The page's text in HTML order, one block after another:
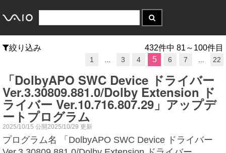
絞り込み 432件中 81～100件目
1 3 4 5 6 7 22
「DolbyAPO SWC Device ドライバー
Ver.3.30809.881.0/Dolby Extension ド
ライバー Ver.10.716.807.29」アップデ
ートプログラム
2025/10/15 公開2025/10/29 更新
プログラム名 「DolbyAPO SWC Device ドライバー